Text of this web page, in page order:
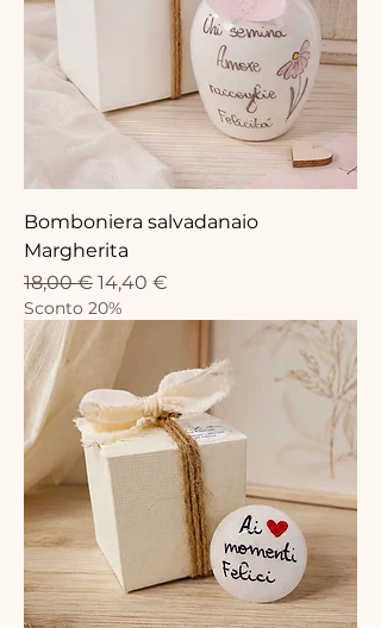
Bomboniera salvadanaio
Margherita
Prezzo regolare
18,00 € Prezzo scontato
14,40 €
Sconto 20%